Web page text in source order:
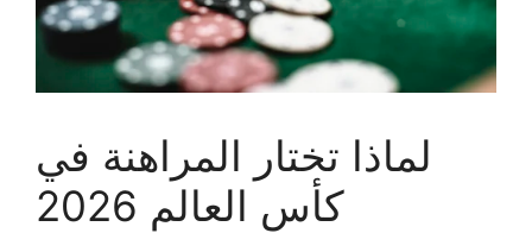
لماذا تختار المراهنة في
كأس العالم 2026